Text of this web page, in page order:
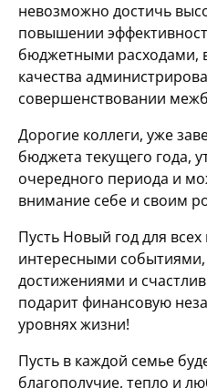
невозможно достичь
повышении
бюджетными расходами,
качества
совершенствовании
Дорогие коллеги, уже
бюджета текущего года,
очередного периода и
внимание себе и своим
Пусть Новый год для
интересными
достижениями и
подарит финансовую
уровнях жизни!
Пусть в каждой семье
благополучие, тепло и